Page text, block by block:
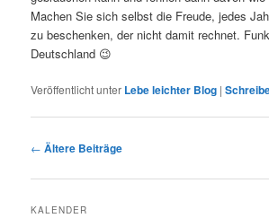
Machen Sie sich selbst die Freude, jedes
zu beschenken, der nicht damit rechnet.
Deutschland 😉
Veröffentlicht unter Lebe leichter Blog |
Beitragsnavigation
← Ältere Beiträge
KALENDER